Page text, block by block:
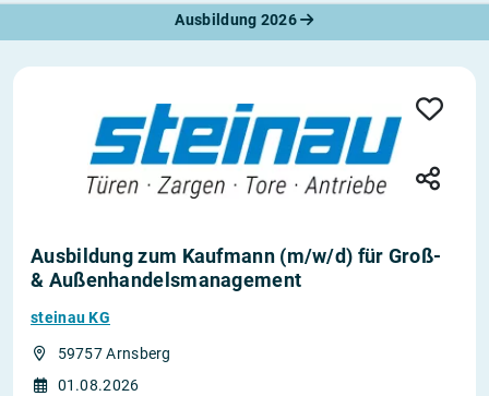
Ausbildung 2026
Ausbildung zum Kaufmann (m/w/d) für Groß-
& Außenhandelsmanagement
steinau KG
59757 Arnsberg
01.08.2026